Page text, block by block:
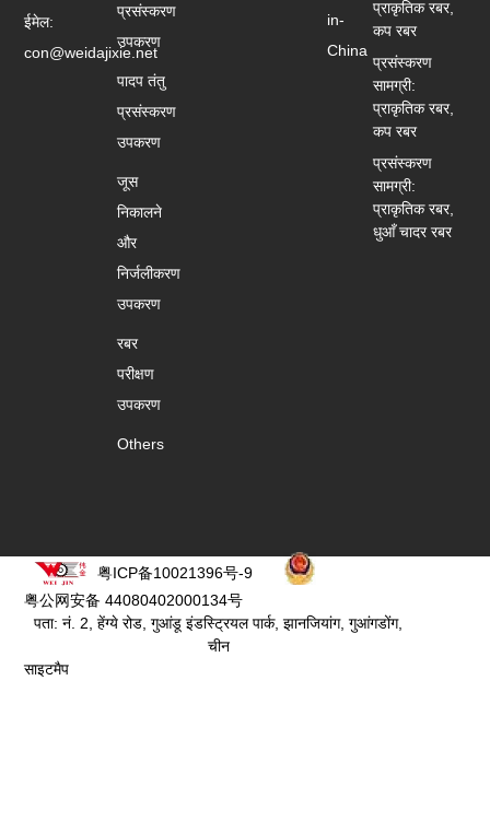
in-
China
प्रसंस्करण
उपकरण
पादप तंतु
प्रसंस्करण
उपकरण
जूस
निकालने
और
निर्जलीकरण
उपकरण
रबर
परीक्षण
उपकरण
Others
प्राकृतिक रबर,
कप रबर
प्रसंस्करण
सामग्री:
प्राकृतिक रबर,
कप रबर
प्रसंस्करण
सामग्री:
प्राकृतिक रबर,
धुआँ चादर रबर
ईमेल:
con@weidajixie.net
粤ICP备10021396号-9
粤公网安备 44080402000134号
पता: नं. 2, हेंग्ये रोड, गुआंडू इंडस्ट्रियल पार्क, झानजियांग, गुआंगडोंग,
चीन
साइटमैप